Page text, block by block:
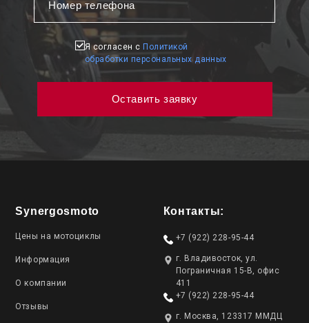
Я согласен с Политикой
обработки персональных данных
Synergosmoto
Цены на мотоциклы
Информация
О компании
Отзывы
Контакты:
+7 (922) 228-95-44
г. Владивосток, ул.
Пограничная 15-В, офис
411
+7 (922) 228-95-44
г. Москва, 123317 ММДЦ